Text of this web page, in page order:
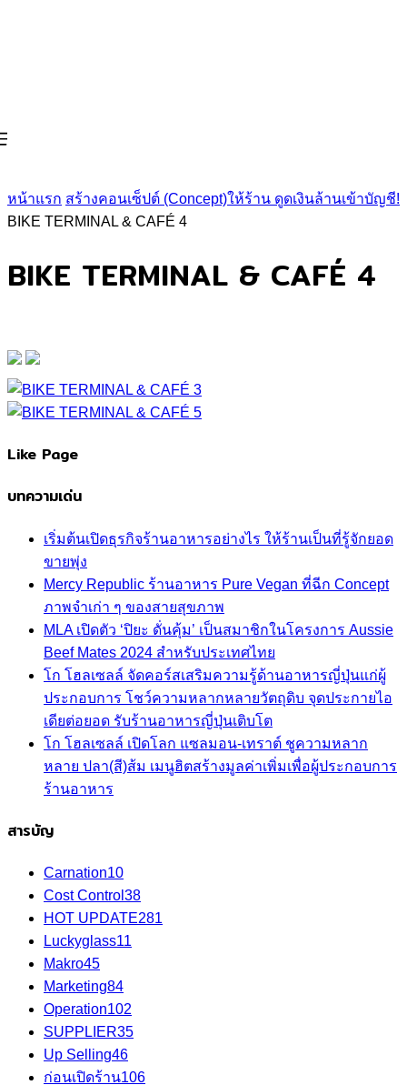
หน้าแรก สร้างคอนเซ็ปต์ (Concept)ให้ร้าน ดูดเงินล้านเข้าบัญชี!
BIKE TERMINAL & CAFÉ 4
BIKE TERMINAL & CAFÉ 4
Like Page
บทความเด่น
เริ่มต้นเปิดธุรกิจร้านอาหารอย่างไร ให้ร้านเป็นที่รู้จักยอด
ขายพุ่ง
Mercy Republic ร้านอาหาร Pure Vegan ที่ฉีก Concept
ภาพจำเก่า ๆ ของสายสุขภาพ
MLA เปิดตัว ‘ปิยะ ดั่นคุ้ม’ เป็นสมาชิกในโครงการ Aussie
Beef Mates 2024 สำหรับประเทศไทย
โก โฮลเซลล์ จัดคอร์สเสริมความรู้ด้านอาหารญี่ปุ่นแก่ผู้
ประกอบการ โชว์ความหลากหลายวัตถุดิบ จุดประกายไอ
เดียต่อยอด รับร้านอาหารญี่ปุ่นเติบโต
โก โฮลเซลล์ เปิดโลก แซลมอน-เทราต์ ชูความหลาก
หลาย ปลา(สี)ส้ม เมนูฮิตสร้างมูลค่าเพิ่มเพื่อผู้ประกอบการ
ร้านอาหาร
สารบัญ
Carnation10
Cost Control 38
HOT UPDATE281
Luckyglass11
Makro45
Marketing84
Operation102
SUPPLIER35
Up Selling46
ก่อนเปิดร้าน106